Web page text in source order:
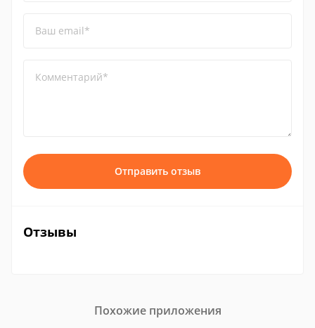
Ваш email*
Комментарий*
Отправить отзыв
Отзывы
Похожие приложения